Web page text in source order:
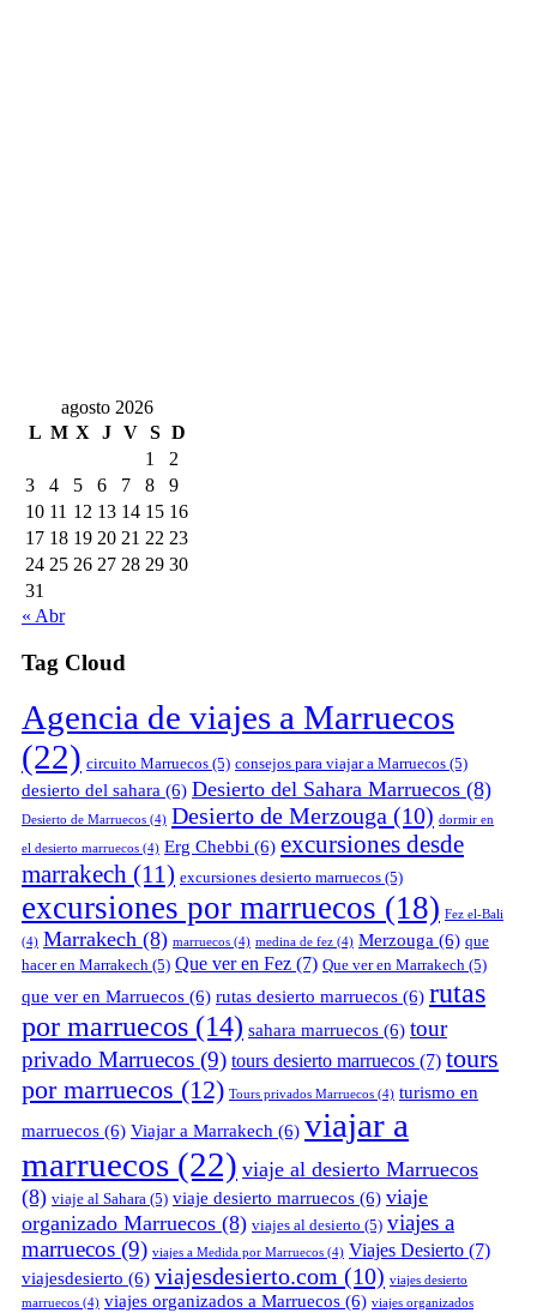
agosto 2026
L M X J V S D
1
2
3
4 5 6 7 8
9
10 11 12 13 14 15 16
17 18 19 20 21 22 23
24 25 26 27 28 29 30
31
« Abr
Tag Cloud
Agencia de viajes a Marruecos
(22) circuito Marruecos (5) consejos para viajar a Marruecos (5)
desierto del sahara (6) Desierto del Sahara Marruecos (8)
Desierto de Marruecos (4) Desierto de Merzouga (10) dormir en
el desierto marruecos (4) Erg Chebbi (6) excursiones desde
marrakech (11) excursiones desierto marruecos (5)
excursiones por marruecos (18) Fez el-Bali
(4) Marrakech (8) marruecos (4) medina de fez (4) Merzouga (6) que
hacer en Marrakech (5) Que ver en Fez (7) Que ver en Marrakech (5)
que ver en Marruecos (6) rutas desierto marruecos (6) rutas
por marruecos (14) sahara marruecos (6) tour
privado Marruecos (9) tours desierto marruecos (7) tours
por marruecos (12) Tours privados Marruecos (4) turismo en
marruecos (6) Viajar a Marrakech (6) viajar a
marruecos (22) viaje al desierto Marruecos
(8) viaje al Sahara (5) viaje desierto marruecos (6) viaje
organizado Marruecos (8) viajes al desierto (5) viajes a
marruecos (9) viajes a Medida por Marruecos (4) Viajes Desierto (7)
viajesdesierto (6) viajesdesierto.com (10) viajes desierto
marruecos (4) viajes organizados a Marruecos (6) viajes organizados